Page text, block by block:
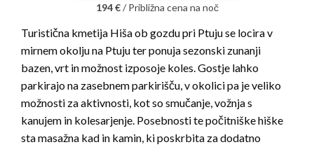
194 €/ Približna cena na noč
Turistična kmetija Hiša ob gozdu pri Ptuju se locira v
mirnem okolju na Ptuju ter ponuja sezonski zunanji
bazen, vrt in možnost izposoje koles. Gostje lahko
parkirajo na zasebnem parkirišču, v okolici pa je veliko
možnosti za aktivnosti, kot so smučanje, vožnja s
kanujem in kolesarjenje. Posebnosti te počitniške hiške
sta masažna kad in kamin, ki poskrbita za dodatno